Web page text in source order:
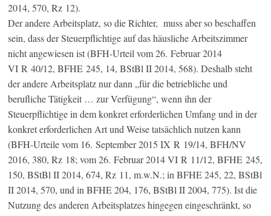
2014, 570, Rz 12).
Der andere Arbeitsplatz, so die Richter, muss aber so beschaffen
sein, dass der Steuerpflichtige auf das häusliche Arbeitszimmer
nicht angewiesen ist (BFH-Urteil vom 26. Februar 2014
VI R 40/12, BFHE 245, 14, BStBl II 2014, 568). Deshalb steht
der andere Arbeitsplatz nur dann „für die betriebliche und
berufliche Tätigkeit … zur Verfügung“, wenn ihn der
Steuerpflichtige in dem konkret erforderlichen Umfang und in der
konkret erforderlichen Art und Weise tatsächlich nutzen kann
(BFH-Urteile vom 16. September 2015 IX R 19/14, BFH/NV
2016, 380, Rz 18; vom 26. Februar 2014 VI R 11/12, BFHE 245,
150, BStBl II 2014, 674, Rz 11, m.w.N.; in BFHE 245, 22, BStBl
II 2014, 570, und in BFHE 204, 176, BStBl II 2004, 775). Ist die
Nutzung des anderen Arbeitsplatzes hingegen eingeschränkt, so